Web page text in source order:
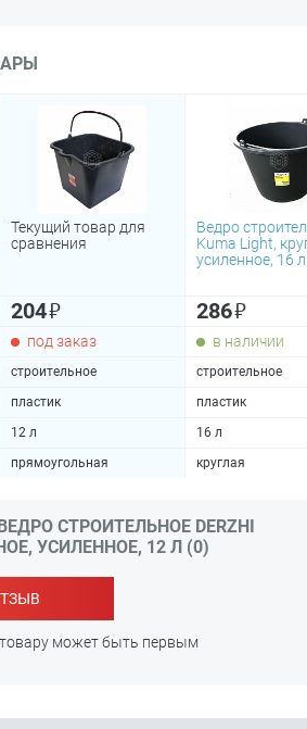
Текущий товар для
сравнения
Ведро
Kuma Light,
усиленное, 16 л
204₽ 286₽
под заказ в наличии
строительное
строительное
пластик
пластик
12 л
16 л
прямоугольная круглая
СТРОИТЕЛЬНОЕ DERZHI
УСИЛЕННОЕ, 12 Л (0)
может быть первым